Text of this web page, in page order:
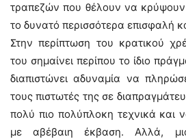
τραπεζών που θέλουν να
το δυνατό περισσότερα επισφαλή
Στην περίπτωση του κρατικού
του σημαίνει περίπου το ίδιο
διαπιστώνει αδυναμία να
τους πιστωτές της σε
πολύ πιο πολύπλοκη τεχνικά και
με αβέβαιη έκβαση. Αλλά,